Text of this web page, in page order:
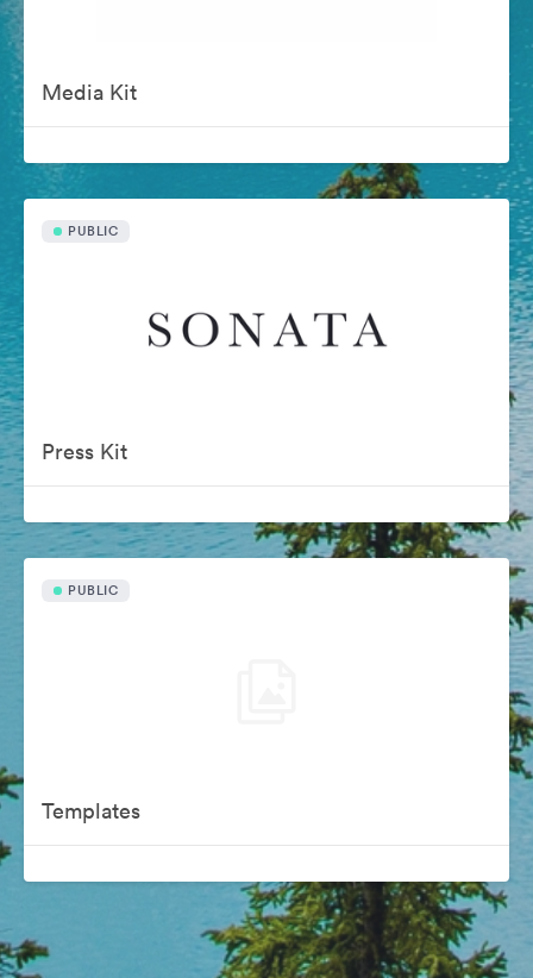
Media Kit
PUBLIC
Press Kit
PUBLIC
Templates